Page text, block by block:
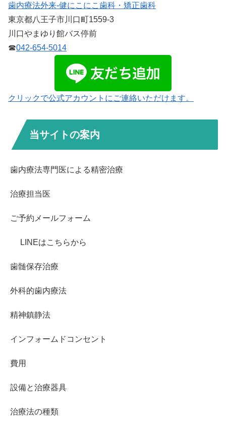
歯内療法外来-健にこにこ歯科・矯正歯科
東京都八王子市川口町1559-3
川口やまゆり館バス停前
☎042-654-5014
クリックで公式アカウントにご連絡いただけます。
当サイトの案内
歯内療法専門医による精密治療
治療担当医
ご予約メールフォーム
LINEはこちらから
歯髄保存治療
外科的歯内療法
精神鎮静法
インフォームドコンセント
費用
設備と治療器具
治療法の種類